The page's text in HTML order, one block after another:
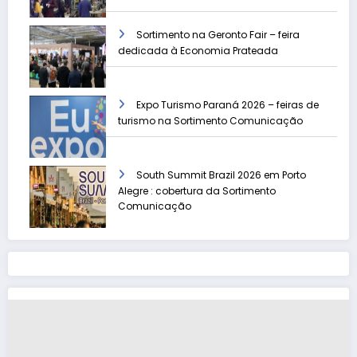
Sortimento na Geronto Fair – feira
dedicada à Economia Prateada
Expo Turismo Paraná 2026 – feiras de
turismo na Sortimento Comunicação
South Summit Brazil 2026 em Porto
Alegre : cobertura da Sortimento
Comunicação